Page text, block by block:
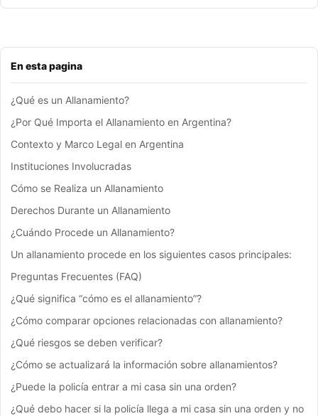
En esta pagina
¿Qué es un Allanamiento?
¿Por Qué Importa el Allanamiento en Argentina?
Contexto y Marco Legal en Argentina
Instituciones Involucradas
Cómo se Realiza un Allanamiento
Derechos Durante un Allanamiento
¿Cuándo Procede un Allanamiento?
Un allanamiento procede en los siguientes casos principales:
Preguntas Frecuentes (FAQ)
¿Qué significa “cómo es el allanamiento”?
¿Cómo comparar opciones relacionadas con allanamiento?
¿Qué riesgos se deben verificar?
¿Cómo se actualizará la información sobre allanamientos?
¿Puede la policía entrar a mi casa sin una orden?
¿Qué debo hacer si la policía llega a mi casa sin una orden y no